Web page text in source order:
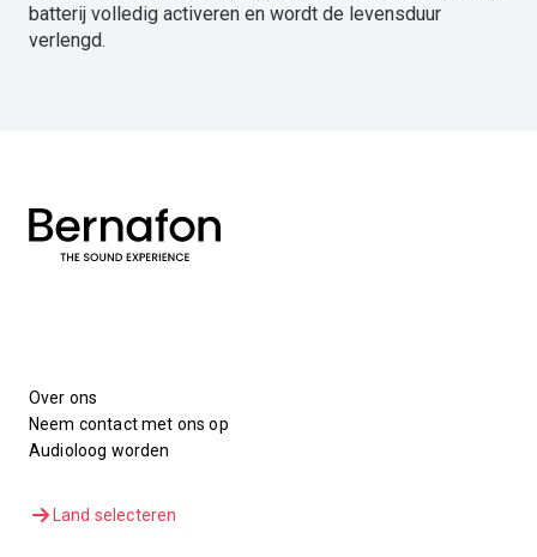
batterij volledig activeren en wordt de levensduur
verlengd.
Over ons
Neem contact met ons op
Audioloog worden
Land selecteren